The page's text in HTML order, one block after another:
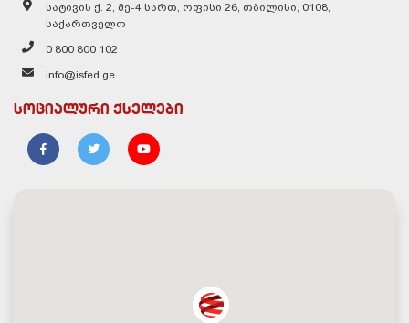
სატივის ქ. 2, მე-4 სართ, ოფისი 26, თბილისი, 0108,
საქართველო
0 800 800 102
info@isfed.ge
სოციალური ქსელები